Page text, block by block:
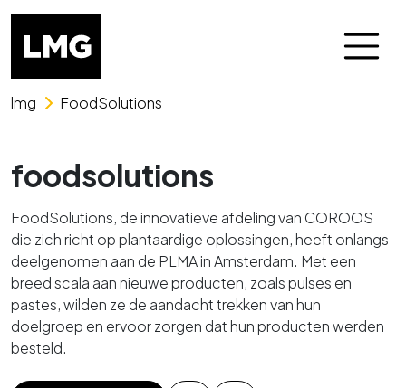
Skip naar het menu
Skip naar de content
lmg FoodSolutions
foodsolutions
FoodSolutions, de innovatieve afdeling van COROOS
die zich richt op plantaardige oplossingen, heeft onlangs
deelgenomen aan de PLMA in Amsterdam. Met een
breed scala aan nieuwe producten, zoals pulses en
pastes, wilden ze de aandacht trekken van hun
doelgroep en ervoor zorgen dat hun producten werden
besteld.